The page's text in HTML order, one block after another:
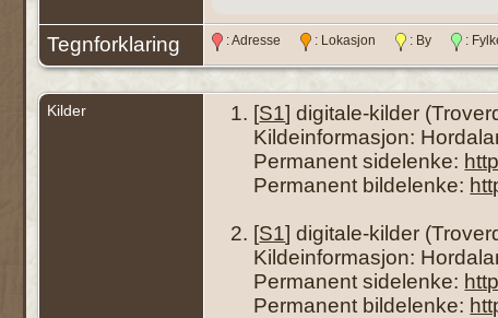
Tegnforklaring : Adresse : Lokasjon : By :
Kilder [S1] digitale-kilder
Kildeinformasjon:
Permanent sidelenke:
Permanent bildelenke:
[S1] digitale-kilder
Kildeinformasjon:
Permanent sidelenke:
Permanent bildelenke: